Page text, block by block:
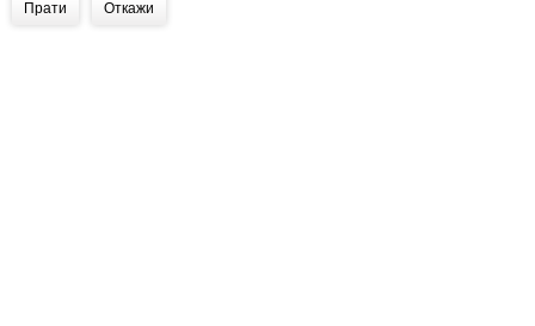
Прати Откажи